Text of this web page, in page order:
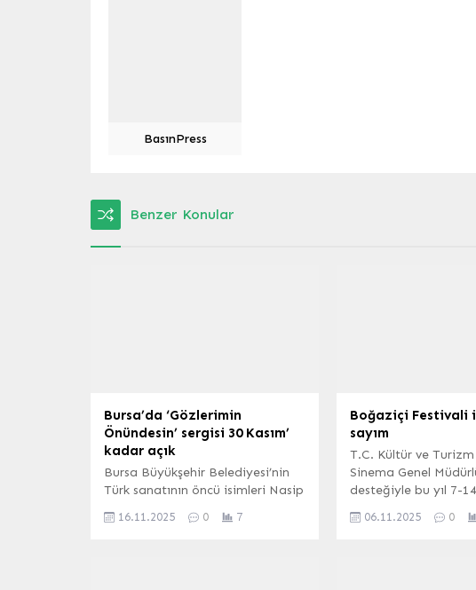
BasınPress
Benzer Konular
Bursa’da ‘Gözlerimin
Önündesin’ sergisi 30 Kasım’
kadar açık
Bursa Büyükşehir Belediyesi’nin
Türk sanatının öncü isimleri Nasip
sonra bir araya getirerek
16.11.2025 0 7
Boğaziçi Festivali
sayım
T.C. Kültür ve Turizm
Sinema Genel
desteğiyle bu yıl 7-
13. Boğaziçi Film
06.11.2025 0